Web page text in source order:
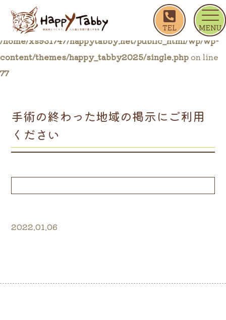
ホーム
手術の終わった地域の掲示にご利用ください
Warning: Trying to access array offset on false in
/home/xs931747/happytabby.net/public_html/wp/wp-
content/themes/happy_tabby2025/single.phpon line
77
手術の終わった地域の掲示にご利用
ください
2022.01.06